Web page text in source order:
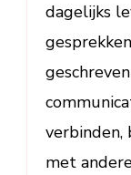
dagelijks
verbinden,
met